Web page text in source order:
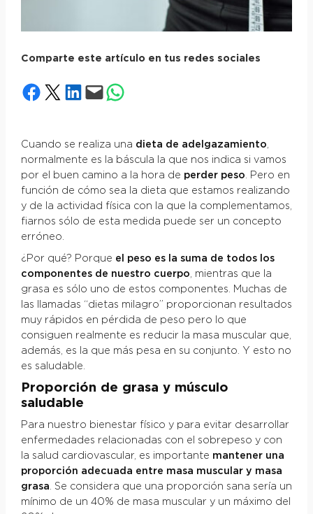
Comparte este artículo en tus redes sociales
Compartir en Facebook
Compartir en X Compartir en LinkedIn
Envía esta página por correo electrónico
Compartir en WhatsApp
Cuando se realiza una dieta de adelgazamiento,
normalmente es la báscula la que nos indica si vamos
por el buen camino a la hora de perder peso. Pero en
función de cómo sea la dieta que estamos realizando
y de la actividad física con la que la complementamos,
fiarnos sólo de esta medida puede ser un concepto
erróneo.
¿Por qué? Porque el peso es la suma de todos los
componentes de nuestro cuerpo, mientras que la
grasa es sólo uno de estos componentes. Muchas de
las llamadas “dietas milagro” proporcionan resultados
muy rápidos en pérdida de peso pero lo que
consiguen realmente es reducir la masa muscular que,
además, es la que más pesa en su conjunto. Y esto no
es saludable.
Proporción de grasa y músculo
saludable
Para nuestro bienestar físico y para evitar desarrollar
enfermedades relacionadas con el sobrepeso y con
la salud cardiovascular, es importante mantener una
proporción adecuada entre masa muscular y masa
grasa. Se considera que una proporción sana sería un
mínimo de un 40% de masa muscular y un máximo del